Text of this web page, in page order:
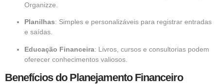
Organizze.
Planilhas: Simples e personalizáveis para registrar entradas
e saídas.
Educação Financeira: Livros, cursos e consultorias podem
oferecer conhecimentos valiosos.
Benefícios do Planejamento Financeiro